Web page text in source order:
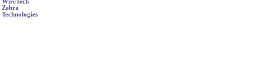
WireTech
Zebra
Technologies